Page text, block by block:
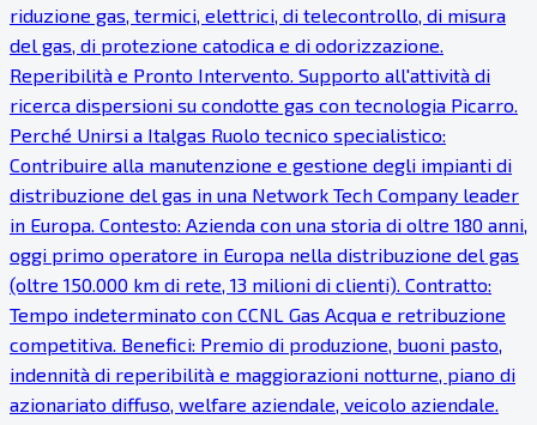
riduzione gas, termici, elettrici, di telecontrollo, di misura
del gas, di protezione catodica e di odorizzazione.
Reperibilità e Pronto Intervento. Supporto all'attività di
ricerca dispersioni su condotte gas con tecnologia Picarro.
Perché Unirsi a Italgas Ruolo tecnico specialistico:
Contribuire alla manutenzione e gestione degli impianti di
distribuzione del gas in una Network Tech Company leader
in Europa. Contesto: Azienda con una storia di oltre 180 anni,
oggi primo operatore in Europa nella distribuzione del gas
(oltre 150.000 km di rete, 13 milioni di clienti). Contratto:
Tempo indeterminato con CCNL Gas Acqua e retribuzione
competitiva. Benefici: Premio di produzione, buoni pasto,
indennità di reperibilità e maggiorazioni notturne, piano di
azionariato diffuso, welfare aziendale, veicolo aziendale.